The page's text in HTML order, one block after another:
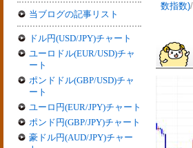
当ブログの記事リスト
ドル円(USD/JPY)チャート
ユーロドル(EUR/USD)チャ
ート
ポンドドル(GBP/USD)チャ
ート
ユーロ円(EUR/JPY)チャート
ポンド円(GBP/JPY)チャート
豪ドル円(AUD/JPY)チャー
数指数)/